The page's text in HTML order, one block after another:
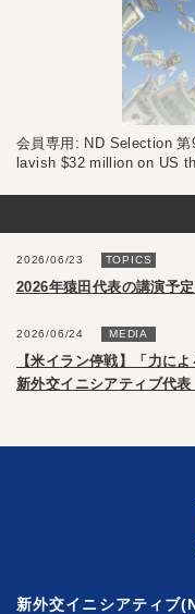
会員専用: ND Selection
lavish $32 million on US
2026/06/23 TOPICS
2026年猿田代表の講演予定
2026/06/24 MEDIA
【米イラン停戦】「力に
新外交イニシアティブ代
新外交イニシアティブ